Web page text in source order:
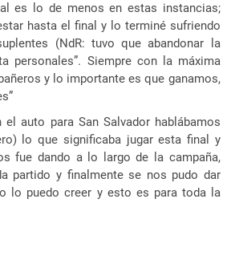
es lo de menos en estas instancias;
hasta el final y lo terminé sufriendo
(NdR: tuvo que abandonar la
personales”. Siempre con la máxima
y lo importante es que ganamos,
el auto para San Salvador hablábamos
lo que significaba jugar esta final y
fue dando a lo largo de la campaña,
partido y finalmente se nos pudo dar
lo puedo creer y esto es para toda la